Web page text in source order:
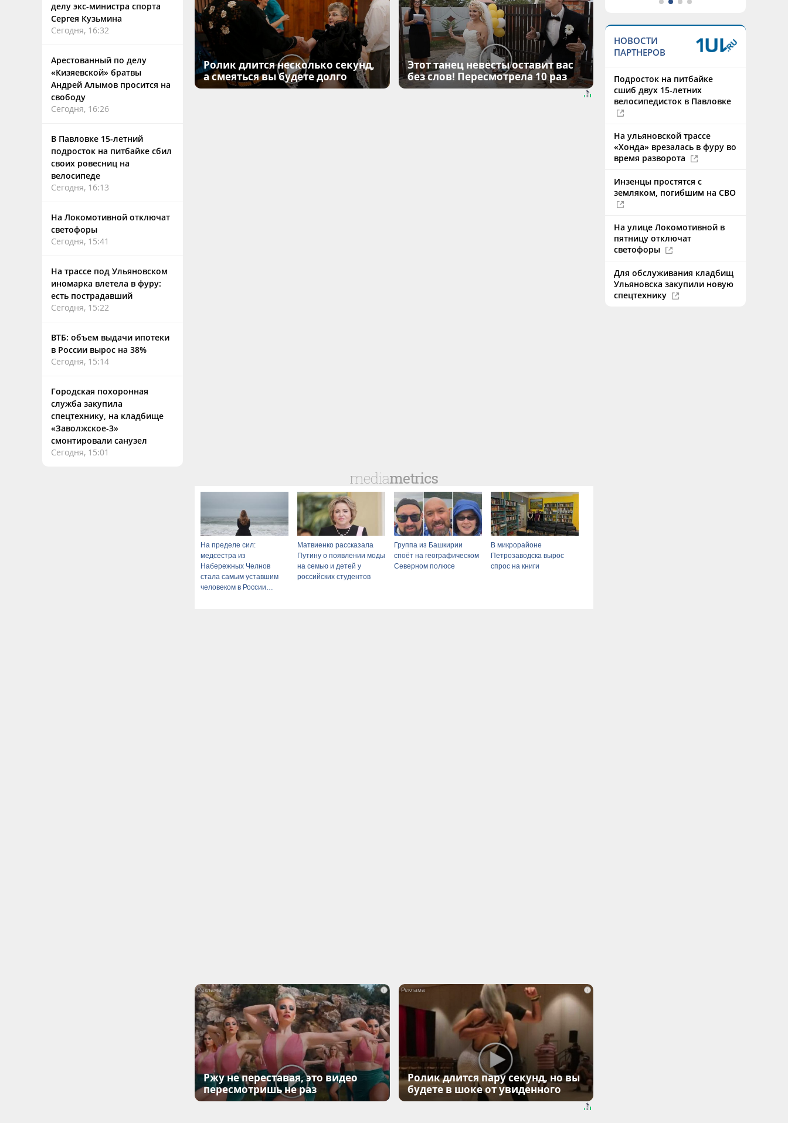
делу экс-министра спорта
Сергея Кузьмина
Сегодня, 16:32
Арестованный по делу
«Кизяевской» братвы
Андрей Алымов просится на
свободу
Сегодня, 16:26
В Павловке 15-летний
подросток на питбайке сбил
своих ровесниц на
велосипеде
Сегодня, 16:13
На Локомотивной отключат
светофоры
Сегодня, 15:41
На трассе под Ульяновском
иномарка влетела в фуру:
есть пострадавший
Сегодня, 15:22
ВТБ: объем выдачи ипотеки
в России вырос на 38%
Сегодня, 15:14
Городская похоронная
служба закупила
спецтехнику, на кладбище
«Заволжское-3»
смонтировали санузел
Сегодня, 15:01
Ролик длится несколько секунд,
а смеяться вы будете долго
Этот танец невесты оставит вас
без слов! Пересмотрела 10 раз
На пределе сил:
медсестра из
Набережных Челнов
стала самым уставшим
человеком в России
Матвиенко рассказала
Путину о появлении моды
на семью и детей у
российских студентов
Группа из Башкирии
споёт на географическом
Северном полюсе
В микрорайоне
Петрозаводска вырос
спрос на книги
i
Ржу не переставая, это видео
пересмотришь не раз
i
Ролик длится пару секунд, но вы
будете в шоке от увиденного
НОВОСТИ
ПАРТНЕРОВ
Подросток на питбайке
сшиб двух 15-летних
велосипедисток в Павловке
На ульяновской трассе
«Хонда» врезалась в фуру во
время разворота
Инзенцы простятся с
земляком, погибшим на СВО
На улице Локомотивной в
пятницу отключат
светофоры
Для обслуживания кладбищ
Ульяновска закупили новую
спецтехнику